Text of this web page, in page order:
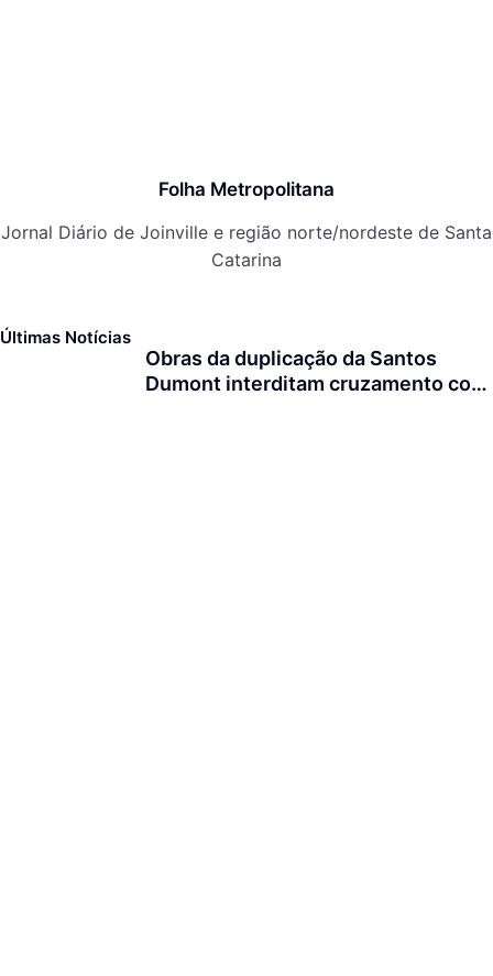
Folha Metropolitana
Jornal Diário de Joinville e região norte/nordeste de Santa
Catarina
Últimas Notícias
Obras da duplicação da Santos
Dumont interditam cruzamento com